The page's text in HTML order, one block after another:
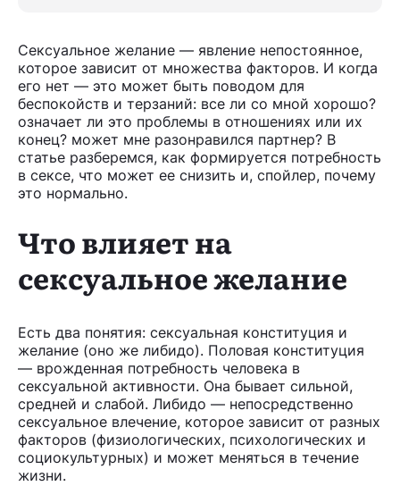
Сексуальное желание — явление непостоянное,
которое зависит от множества факторов. И когда
его нет — это может быть поводом для
беспокойств и терзаний: все ли со мной хорошо?
означает ли это проблемы в отношениях или их
конец? может мне разонравился партнер? В
статье разберемся, как формируется потребность
в сексе, что может ее снизить и, спойлер, почему
это нормально.
Что влияет на
сексуальное желание
Есть два понятия: сексуальная конституция и
желание (оно же либидо). Половая конституция
— врожденная потребность человека в
сексуальной активности. Она бывает сильной,
средней и слабой. Либидо — непосредственно
сексуальное влечение, которое зависит от разных
факторов (физиологических, психологических и
социокультурных) и может меняться в течение
жизни.